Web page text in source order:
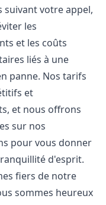
suivant votre appel,
les
et les coûts
liés à une
panne. Nos tarifs
et
et nous offrons
sur nos
pour vous donner
d'esprit.
fiers de notre
sommes heureux